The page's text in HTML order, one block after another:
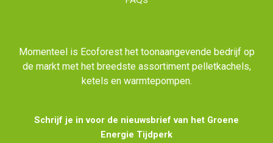
Momenteel is Ecoforest het toonaangevende bedrijf op
de markt met het breedste assortiment pelletkachels,
ketels en warmtepompen.
Schrijf je in voor de nieuwsbrief van het Groene
Energie Tijdperk